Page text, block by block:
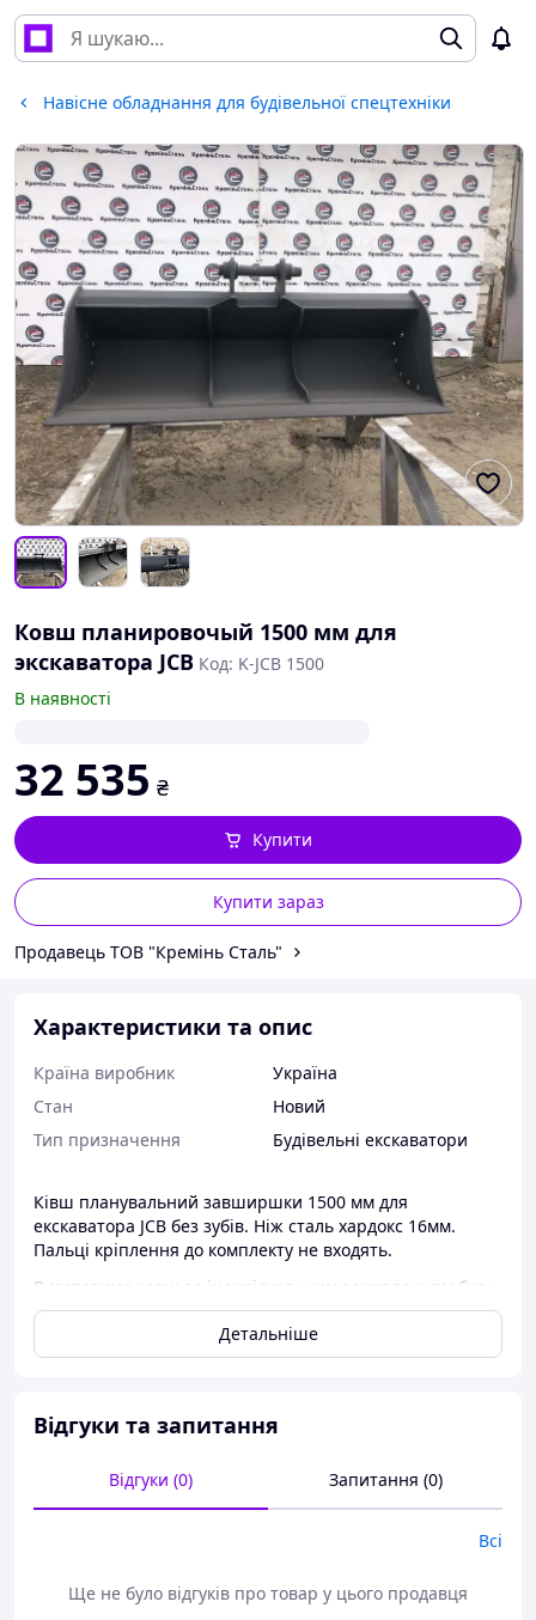
Навісне обладнання для будівельної спецтехніки
Ковш планировочый 1500 мм для
экскаватора JCB Код: K-JCB 1500
В наявності
32 535 ₴
Купити зараз
Купити
Продавець ТОВ "Кремінь Сталь"
Характеристики та опис
Країна виробник
Україна
Стан
Новий
Тип призначення
Будівельні екскаватори
Ківш планувальний завширшки 1500 мм для
екскаватора JCB без зубів. Ніж сталь хардокс 16мм.
Пальці кріплення до комплекту не входять.
Виготовимо ковш за індивідуальним замовленням будь-
якої ширини, за кресленнями замовника
Детальніше
Відгуки та запитання
Відгуки (0) Запитання (0)
Всі
Ще не було відгуків про товар у цього продавця